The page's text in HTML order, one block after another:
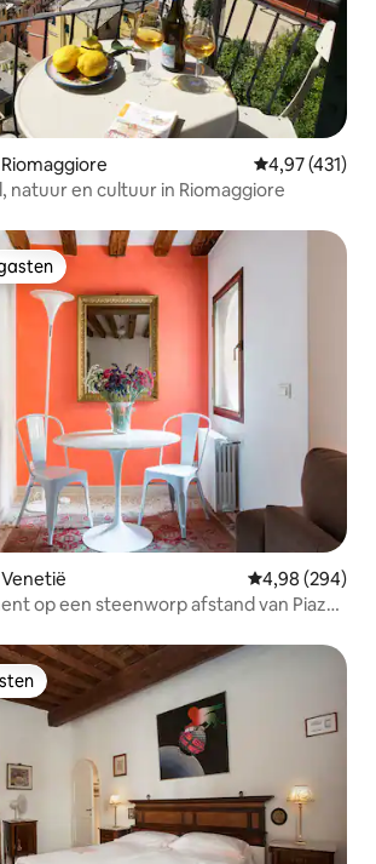
Gemiddelde
4,97 (431)
natuur en cultuur in Riomaggiore
gasten
Gemiddelde
4,98 (294)
op een steenworp afstand van Piazza